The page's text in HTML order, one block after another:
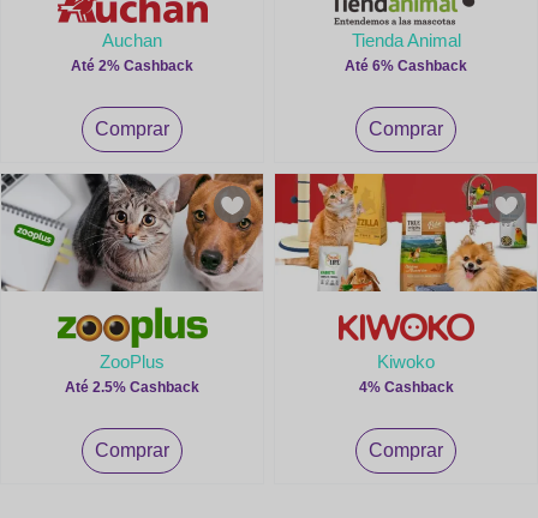
Auchan
Até 2% Cashback
Comprar
Tienda Animal
Até 6% Cashback
Comprar
ZooPlus
Até 2.5% Cashback
Comprar
Kiwoko
4% Cashback
Comprar